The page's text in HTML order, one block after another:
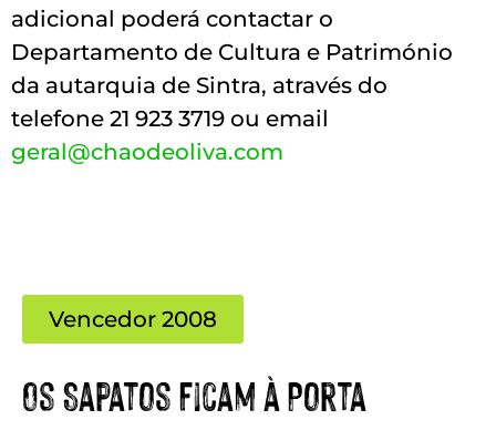
adicional poderá contactar o
Departamento de Cultura e Património
da autarquia de Sintra, através do
telefone 21 923 3719 ou email
geral@chaodeoliva.com
Vencedor 2008
Os Sapatos Ficam à Porta